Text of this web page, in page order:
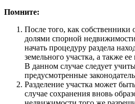
Помните:
После того, как собственники
долями спорной
начать процедуру раздела
земельного участка, а также
В данном случае следует
предусмотренные
Разделение участка может
случае сохранения вновь